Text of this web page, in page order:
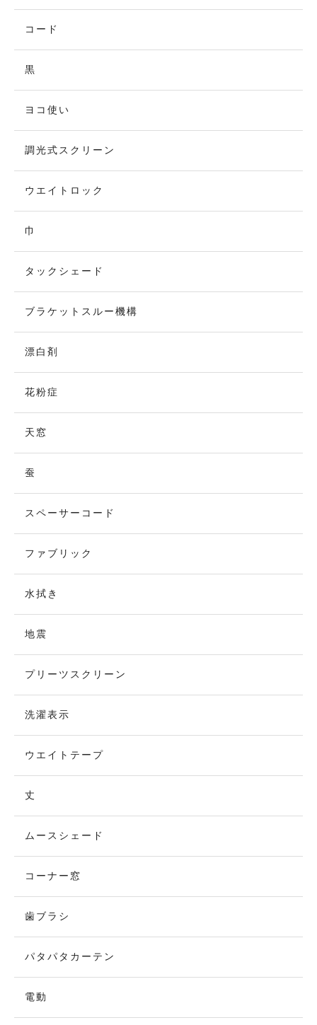
コード
黒
ヨコ使い
調光式スクリーン
ウエイトロック
巾
タックシェード
ブラケットスルー機構
漂白剤
花粉症
天窓
蚕
スペーサーコード
ファブリック
水拭き
地震
プリーツスクリーン
洗濯表示
ウエイトテープ
丈
ムースシェード
コーナー窓
歯ブラシ
パタパタカーテン
電動